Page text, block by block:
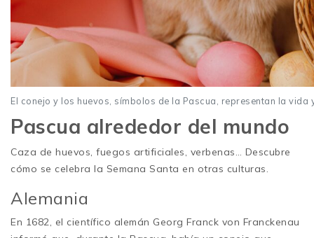
El conejo y los huevos, símbolos de la Pascua, representan la vida
Pascua alrededor del mundo
Caza de huevos, fuegos artificiales, verbenas… Descubre
cómo se celebra la Semana Santa en otras culturas.
Alemania
En 1682, el científico alemán Georg Franck von Franckenau